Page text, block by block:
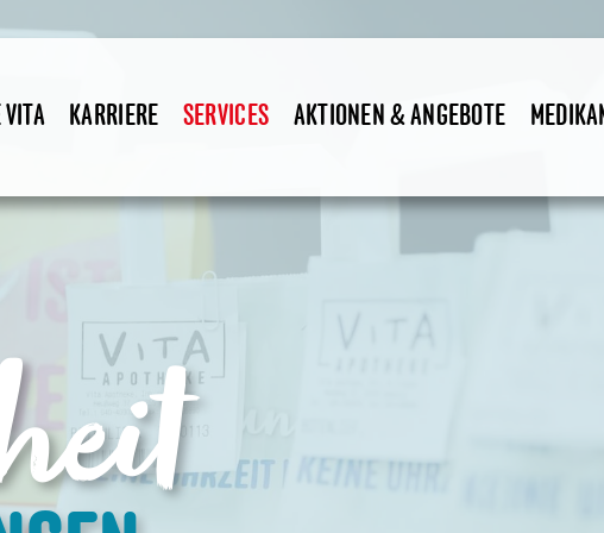
VITA KARRIERE SERVICES AKTIONEN & ANGEBOTE